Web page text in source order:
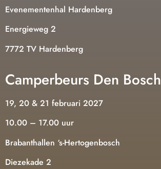
Evenementenhal Hardenberg
Energieweg 2
7772 TV Hardenberg
Camperbeurs Den Bosch
19, 20 & 21 februari 2027
10.00 – 17.00 uur
Brabanthallen ‘s-Hertogenbosch
Diezekade 2